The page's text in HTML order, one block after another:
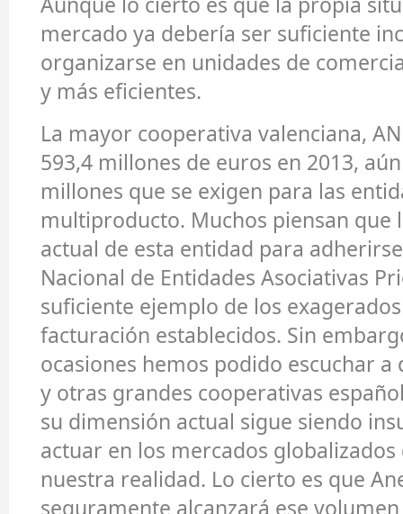
mercado ya debería ser suficiente
organizarse en unidades de
y más eficientes.
La mayor cooperativa valenciana,
593,4 millones de euros en 2013,
millones que se exigen para las
multiproducto. Muchos piensan que
actual de esta entidad para
Nacional de Entidades Asociativas
suficiente ejemplo de los
facturación establecidos. Sin
ocasiones hemos podido escuchar a
y otras grandes cooperativas
su dimensión actual sigue siendo
actuar en los mercados
nuestra realidad. Lo cierto es que
seguramente alcanzará ese